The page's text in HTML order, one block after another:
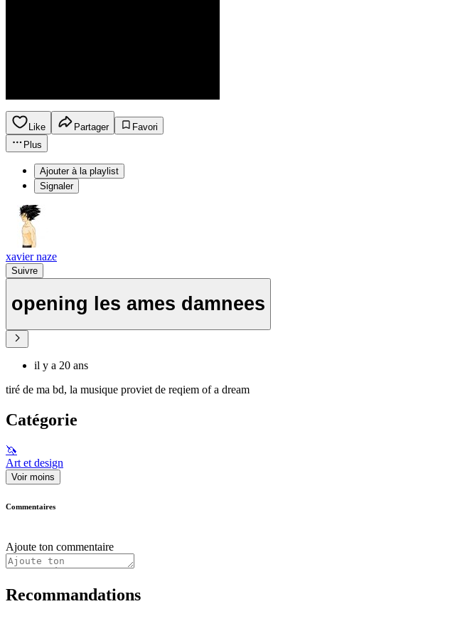
Like Partager
Favori
Plus
Ajouter à la playlist
Signaler
xavier naze
Suivre
opening les ames damnees
il y a 20 ans
tiré de ma bd, la musique proviet de reqiem of a dream
Catégorie
🦄
Art et design
Voir moins
Commentaires
Ajoute ton commentaire
Recommandations